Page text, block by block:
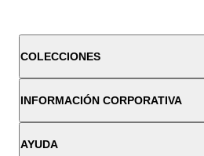
COLECCIONES
INFORMACIÓN CORPORATIVA
AYUDA